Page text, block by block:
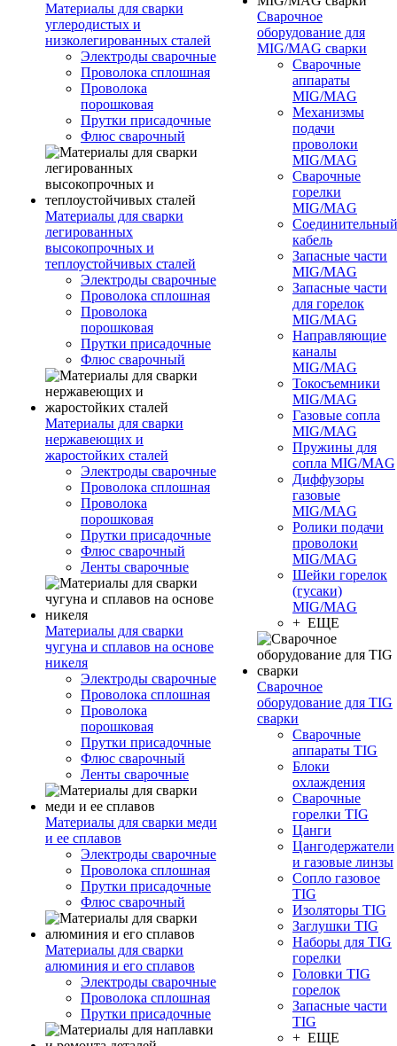
Материалы для сварки
углеродистых и
низколегированных сталей
Электроды сварочные
Проволока сплошная
Проволока
порошковая
Прутки присадочные
Флюс сварочный
Материалы для сварки
легированных
высокопрочных и
теплоустойчивых сталей
Электроды сварочные
Проволока сплошная
Проволока
порошковая
Прутки присадочные
Флюс сварочный
Материалы для сварки
нержавеющих и
жаростойких сталей
Электроды сварочные
Проволока сплошная
Проволока
порошковая
Прутки присадочные
Флюс сварочный
Ленты сварочные
Материалы для сварки
чугуна и сплавов на основе
никеля
Электроды сварочные
Проволока сплошная
Проволока
порошковая
Прутки присадочные
Флюс сварочный
Ленты сварочные
Материалы для сварки меди
и ее сплавов
Электроды сварочные
Проволока сплошная
Прутки присадочные
Флюс сварочный
Материалы для сварки
алюминия и его сплавов
Электроды сварочные
Проволока сплошная
Прутки присадочные
Сварочное
оборудование для
MIG/MAG сварки
Сварочные
аппараты
MIG/MAG
Механизмы
подачи
проволоки
MIG/MAG
Сварочные
горелки
MIG/MAG
Соединительный
кабель
Запасные части
MIG/MAG
Запасные части
для горелок
MIG/MAG
Направляющие
каналы
MIG/MAG
Токосъемники
MIG/MAG
Газовые сопла
MIG/MAG
Пружины для
сопла MIG/MAG
Диффузоры
газовые
MIG/MAG
Ролики подачи
проволоки
MIG/MAG
Шейки горелок
(гусаки)
MIG/MAG
+ ЕЩЕ
Сварочное
оборудование для TIG
сварки
Сварочные
аппараты TIG
Блоки
охлаждения
Сварочные
горелки TIG
Цанги
Цангодержатели
и газовые линзы
Сопло газовое
TIG
Изоляторы TIG
Заглушки TIG
Наборы для TIG
горелки
Головки TIG
горелок
Запасные части
TIG
+ ЕЩЕ